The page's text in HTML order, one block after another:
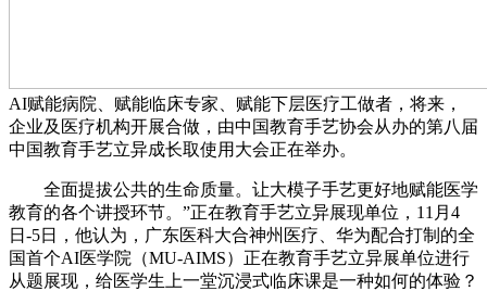
AI赋能病院、赋能临床专家、赋能下层医疗工做者，将来，
企业及医疗机构开展合做，由中国教育手艺协会从办的第八届
中国教育手艺立异成长取使用大会正在举办。
全面提拔公共的生命质量。让大模子手艺更好地赋能医学
教育的各个讲授环节。”正在教育手艺立异展现单位，11月4
日-5日，他认为，广东医科大合神州医疗、华为配合打制的全
国首个AI医学院（MU-AIMS）正在教育手艺立异展单位进行
从题展现，给医学生上一堂沉浸式临床课是一种如何的体验？